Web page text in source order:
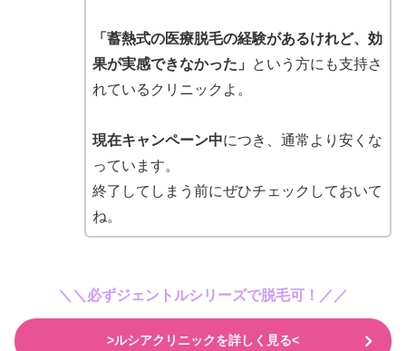
「蓄熱式の医療脱毛の経験があるけれど、効
果が実感できなかった」
という方にも支持さ
れているクリニックよ。
現在キャンペーン中につき、通常より安くな
っています。
終了してしまう前にぜひチェックしておいて
ね。
＼＼必ずジェントルシリーズで脱毛可！ ／／
>ルシアクリニックを詳しく見る<